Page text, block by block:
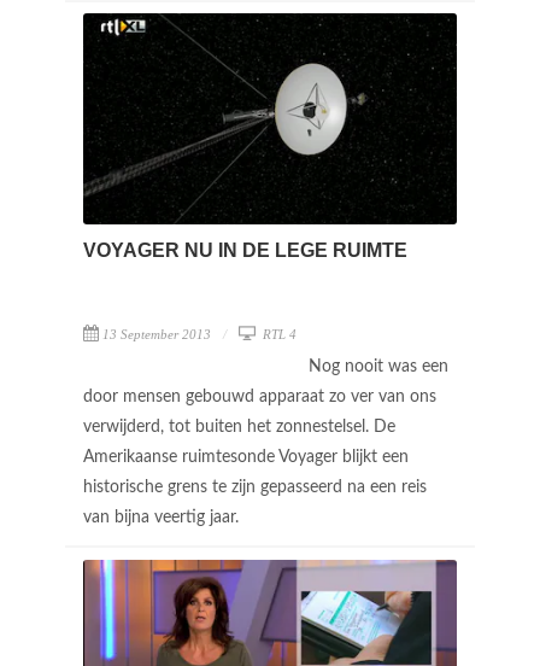
VOYAGER NU IN DE LEGE RUIMTE
13 September 2013 RTL 4
Nog nooit was een
door mensen gebouwd apparaat zo ver van ons
verwijderd, tot buiten het zonnestelsel. De
Amerikaanse ruimtesonde Voyager blijkt een
historische grens te zijn gepasseerd na een reis
van bijna veertig jaar.